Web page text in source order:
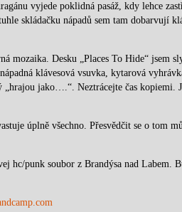
vyjede poklidná pasáž, kdy lehce
skládačku nápadů sem tam dobarvují
mozaika. Desku „Places To Hide“ jsem
klávesová vsuvka, kytarová
„hrajou jako….“. Neztrácejte čas
úplně všechno. Přesvědčit se o tom
hc/punk soubor z Brandýsa nad Labem.